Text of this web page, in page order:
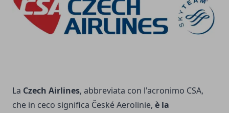
La Czech Airlines, abbreviata con l'acronimo CSA,
che in ceco significa České Aerolinie, è la